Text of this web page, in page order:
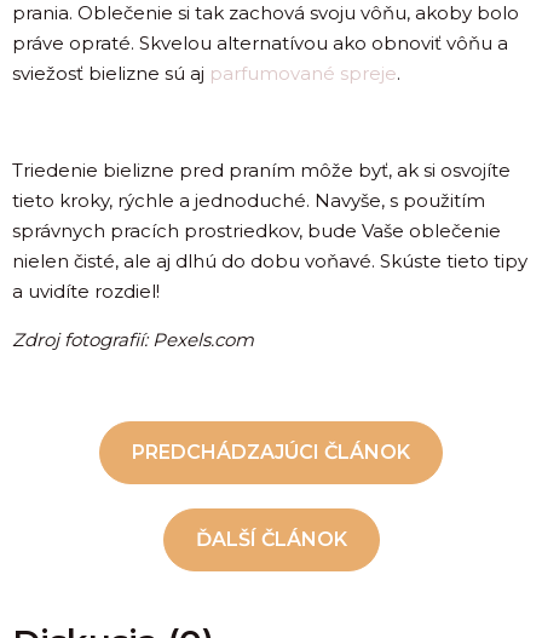
prania. Oblečenie si tak zachová svoju vôňu, akoby bolo
práve opraté. Skvelou alternatívou ako obnoviť vôňu a
sviežosť bielizne sú aj parfumované spreje.
Triedenie bielizne pred praním môže byť, ak si osvojíte
tieto kroky, rýchle a jednoduché. Navyše, s použitím
správnych pracích prostriedkov, bude Vaše oblečenie
nielen čisté, ale aj dlhú do dobu voňavé. Skúste tieto tipy
a uvidíte rozdiel!
Zdroj fotografií: Pexels.com
PREDCHÁDZAJÚCI ČLÁNOK
ĎALŠÍ ČLÁNOK